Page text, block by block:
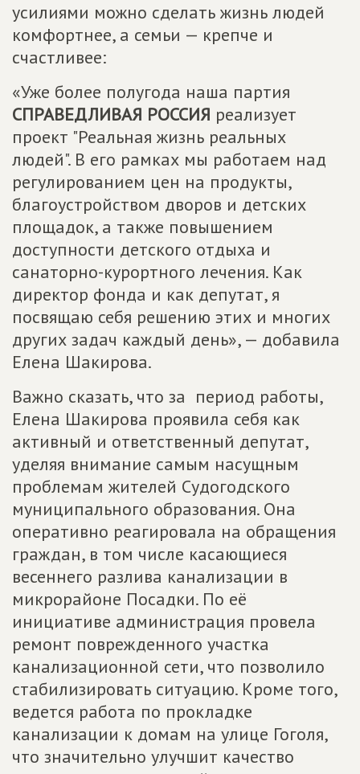
усилиями можно сделать жизнь людей
комфортнее, а семьи — крепче и
счастливее:
«Уже более полугода наша партия
СПРАВЕДЛИВАЯ РОССИЯ реализует
проект "Реальная жизнь реальных
людей". В его рамках мы работаем над
регулированием цен на продукты,
благоустройством дворов и детских
площадок, а также повышением
доступности детского отдыха и
санаторно-курортного лечения. Как
директор фонда и как депутат, я
посвящаю себя решению этих и многих
других задач каждый день», — добавила
Елена Шакирова.
Важно сказать, что за период работы,
Елена Шакирова проявила себя как
активный и ответственный депутат,
уделяя внимание самым насущным
проблемам жителей Судогодского
муниципального образования. Она
оперативно реагировала на обращения
граждан, в том числе касающиеся
весеннего разлива канализации в
микрорайоне Посадки. По её
инициативе администрация провела
ремонт поврежденного участка
канализационной сети, что позволило
стабилизировать ситуацию. Кроме того,
ведется работа по прокладке
канализации к домам на улице Гоголя,
что значительно улучшит качество